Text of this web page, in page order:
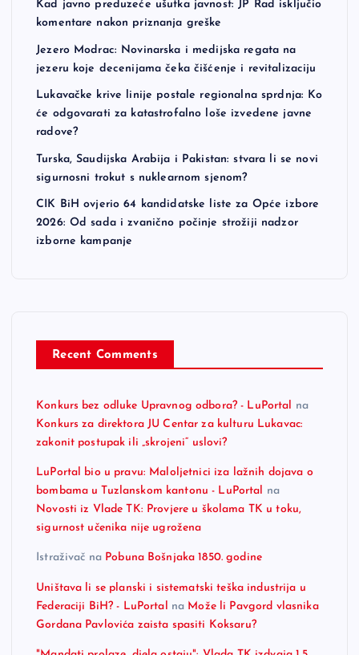
Kad javno preduzeće ušutka javnost: JP Rad isključio
komentare nakon priznanja greške
Jezero Modrac: Novinarska i medijska regata na
jezeru koje decenijama čeka čišćenje i revitalizaciju
Lukavačke krive linije postale regionalna sprdnja: Ko
će odgovarati za katastrofalno loše izvedene javne
radove?
Turska, Saudijska Arabija i Pakistan: stvara li se novi
sigurnosni trokut s nuklearnom sjenom?
CIK BiH ovjerio 64 kandidatske liste za Opće izbore
2026: Od sada i zvanično počinje strožiji nadzor
izborne kampanje
Recent Comments
Konkurs bez odluke Upravnog odbora? - LuPortal na
Konkurs za direktora JU Centar za kulturu Lukavac:
zakonit postupak ili „skrojeni“ uslovi?
LuPortal bio u pravu: Maloljetnici iza lažnih dojava o
bombama u Tuzlanskom kantonu - LuPortal na
Novosti iz Vlade TK: Provjere u školama TK u toku,
sigurnost učenika nije ugrožena
Istraživač na Pobuna Bošnjaka 1850. godine
Uništava li se planski i sistematski teška industrija u
Federaciji BiH? - LuPortal
na Može li Pavgord vlasnika
Gordana Pavlovića zaista spasiti Koksaru?